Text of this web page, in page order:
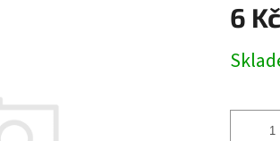
6 Kč
cena: